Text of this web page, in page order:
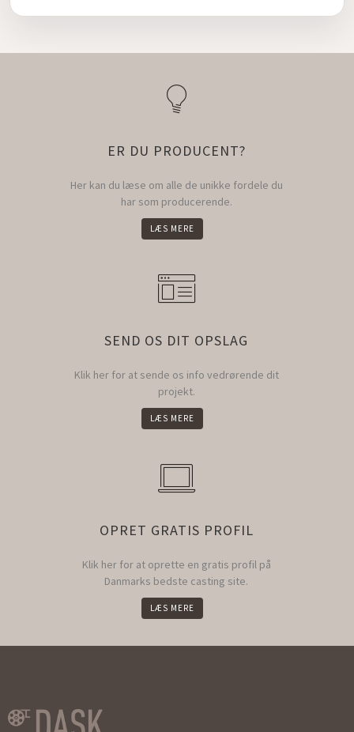
ER DU PRODUCENT?
Her kan du læse om alle de unikke fordele du
har som producerende.
LÆS MERE
SEND OS DIT OPSLAG
Klik her for at sende os info vedrørende dit
projekt.
LÆS MERE
OPRET GRATIS PROFIL
Klik her for at oprette en gratis profil på
Danmarks bedste casting site.
LÆS MERE